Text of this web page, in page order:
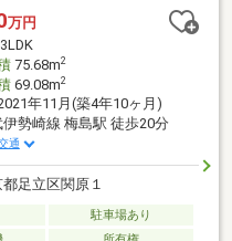
・令和６年８月築・システ
保温、湯張り）・駐車場２
ーあり
万円
3LDK
75.68m2
69.08m2
年11月(築4年10ヶ月)
勢崎線 梅島駅 徒歩20分
通
足立区関原１
駐車場あり